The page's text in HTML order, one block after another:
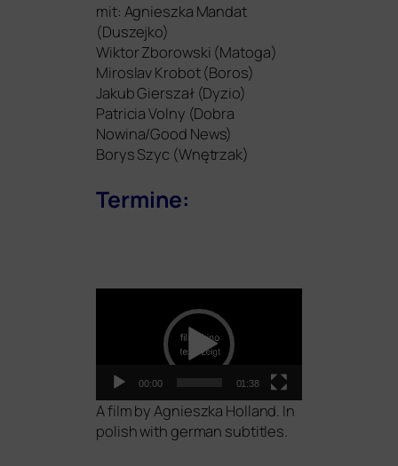
mit: Agnieszka Mandat
(Duszejko)
Wiktor Zborowski (Matoga)
Miroslav Krobot (Boros)
Jakub Gierszał (Dyzio)
Patricia Volny (Dobra
Nowina/Good News)
Borys Szyc (Wnętrzak)
Termine:
00:00 01:38
A film by Agnieszka Holland. In
polish with ger­man subtitles.